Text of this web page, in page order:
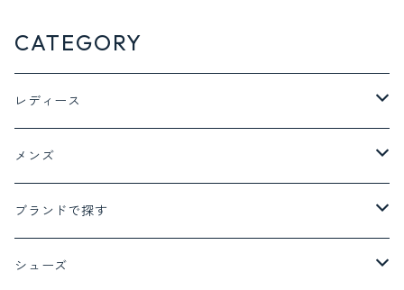
CATEGORY
レディース
ジャケット アウター
ジャケット
コート
トップス
Tシャツ
ボトム
メンズ
ボトム
デニム
トップス
ブランドで探す
ayane
シューズ